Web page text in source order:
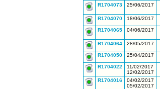
R1704073 25/06/2017
R1704070 18/06/2017
R1704065 04/06/2017
R1704064 28/05/2017
R1704050 25/04/2017
R1704022
11/02/2017
12/02/2017
R1704016
04/02/2017
05/02/2017